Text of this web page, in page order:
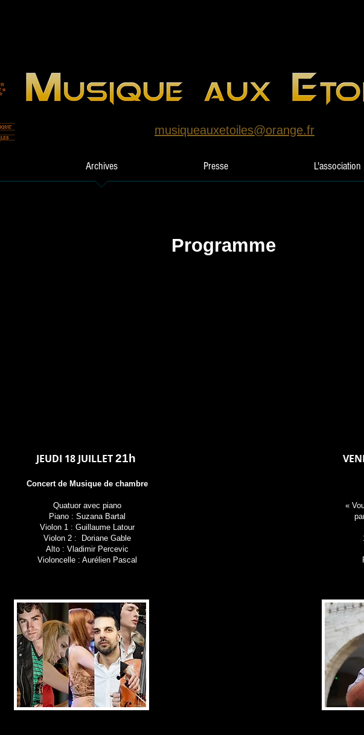
musiqueauxetoiles@orange.fr
Archives Presse L'association
Programme
JEUDI 18 JUILLET21h
Concert de Musique de chambre
Quatuor avec piano
Piano : Suzana Bartal
Violon 1 : Guillaume Latour
Violon 2 : Doriane Gable
Alto : Vladimir Percevic
Violoncelle : Aurélien Pascal
«